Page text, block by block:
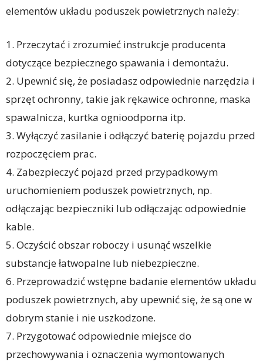
elementów układu poduszek powietrznych należy:
1. Przeczytać i zrozumieć instrukcje producenta
dotyczące bezpiecznego spawania i demontażu.
2. Upewnić się, że posiadasz odpowiednie narzędzia i
sprzęt ochronny, takie jak rękawice ochronne, maska
spawalnicza, kurtka ognioodporna itp.
3. Wyłączyć zasilanie i odłączyć baterię pojazdu przed
rozpoczęciem prac.
4. Zabezpieczyć pojazd przed przypadkowym
uruchomieniem poduszek powietrznych, np.
odłączając bezpieczniki lub odłączając odpowiednie
kable.
5. Oczyścić obszar roboczy i usunąć wszelkie
substancje łatwopalne lub niebezpieczne.
6. Przeprowadzić wstępne badanie elementów układu
poduszek powietrznych, aby upewnić się, że są one w
dobrym stanie i nie uszkodzone.
7. Przygotować odpowiednie miejsce do
przechowywania i oznaczenia wymontowanych